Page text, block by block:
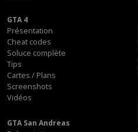
GTA 4
Présentation
Cheat codes
Soluce complète
Tips
Cartes / Plans
Screenshots
Vidéos
GTA San Andreas